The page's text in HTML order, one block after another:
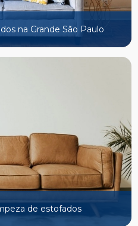
na Grande São Paulo
de estofados